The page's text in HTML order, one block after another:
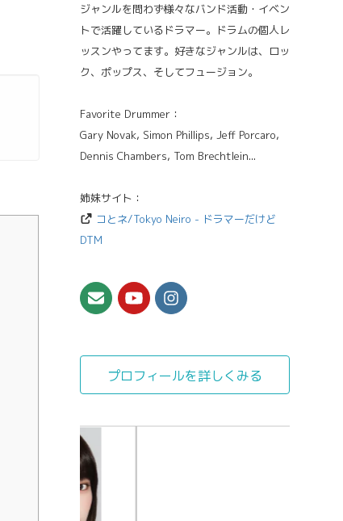
ジャンルを問わず様々なバンド活動・イベン
トで活躍しているドラマー。ドラムの個人レ
ッスンやってます。好きなジャンルは、ロッ
ク、ポップス、そしてフュージョン。
Favorite Drummer：
Gary Novak, Simon Phillips, Jeff Porcaro,
Dennis Chambers, Tom Brechtlein...
姉妹サイト：
コとネ/Tokyo Neiro - ドラマーだけど
DTM
プロフィールを詳しくみる